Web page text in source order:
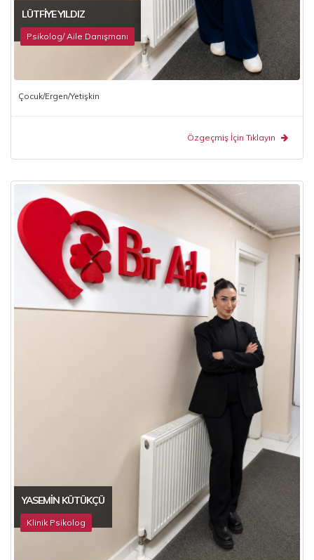
LÜTFIYE YILDIZ
Psikolog/ Aile Danışmanı
Çocuk/Ergen/Yetişkin
Özgeçmiş İçin Tıklayın
YASEMIN KÜTÜKÇÜ
Klinik Psikolog